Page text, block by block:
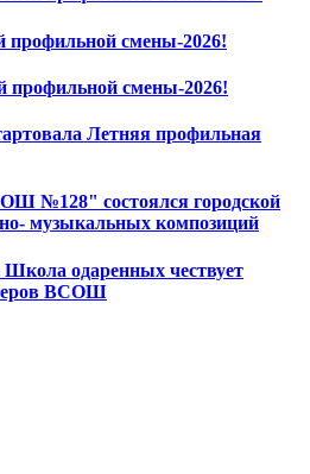
профильной смены-2026!
профильной смены-2026!
Летняя профильная
№128" состоялся городской
музыкальных композиций
одаренных чествует
ВСОШ